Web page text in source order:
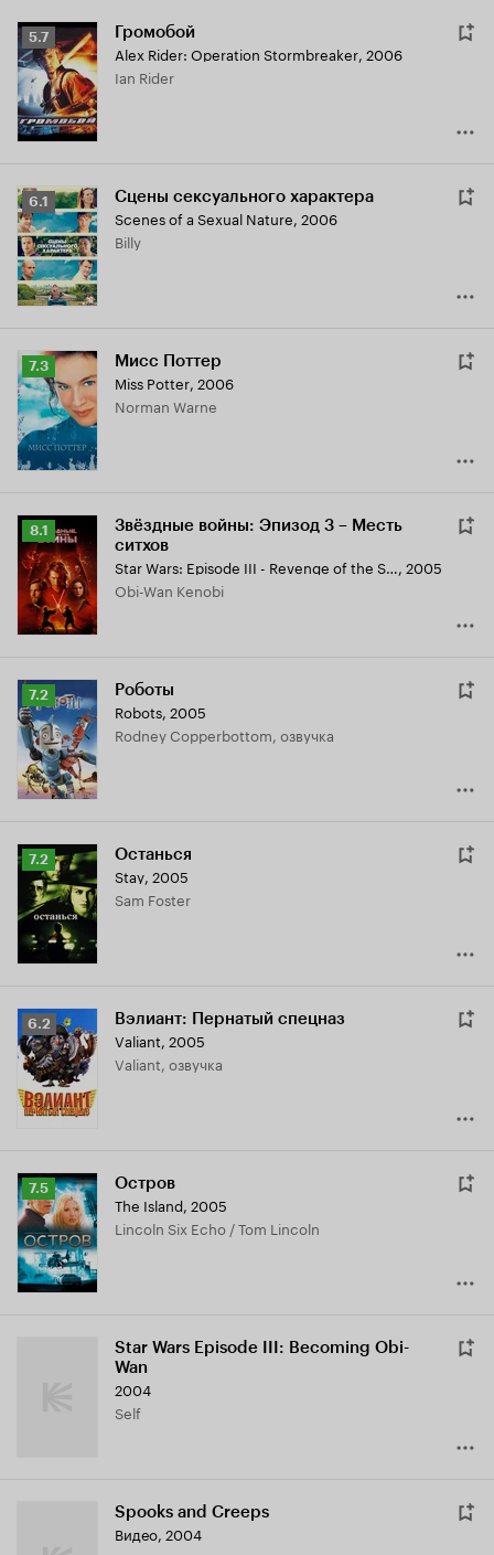
Рейтинг
Кинопоиска
5.7
5.7 Громобой
Alex Rider: Operation Stormbreaker, 2006
Ian Rider
Рейтинг
Кинопоиска
6.1
6.1 Сцены сексуального характера
Scenes of a Sexual Nature, 2006
Billy
Рейтинг
Кинопоиска
7.3
7.3 Мисс Поттер
Miss Potter, 2006
Norman Warne
Рейтинг
Кинопоиска
8.1
8.1
Звёздные войны: Эпизод 3 – Месть
ситхов
Star Wars: Episode III - Revenge of the Sith, 2005
Obi-Wan Kenobi
Рейтинг
Кинопоиска
7.2
7.2 Роботы
Robots, 2005
Rodney Copperbottom, озвучка
Рейтинг
Кинопоиска
7.2
7.2 Останься
Stay, 2005
Sam Foster
Рейтинг
Кинопоиска
6.2
6.2 Вэлиант: Пернатый спецназ
Valiant, 2005
Valiant, озвучка
Рейтинг
Кинопоиска
7.5
7.5 Остров
The Island, 2005
Lincoln Six Echo / Tom Lincoln
Star Wars Episode III: Becoming Obi-
Wan
2004
Self
Spooks and Creeps
Видео, 2004